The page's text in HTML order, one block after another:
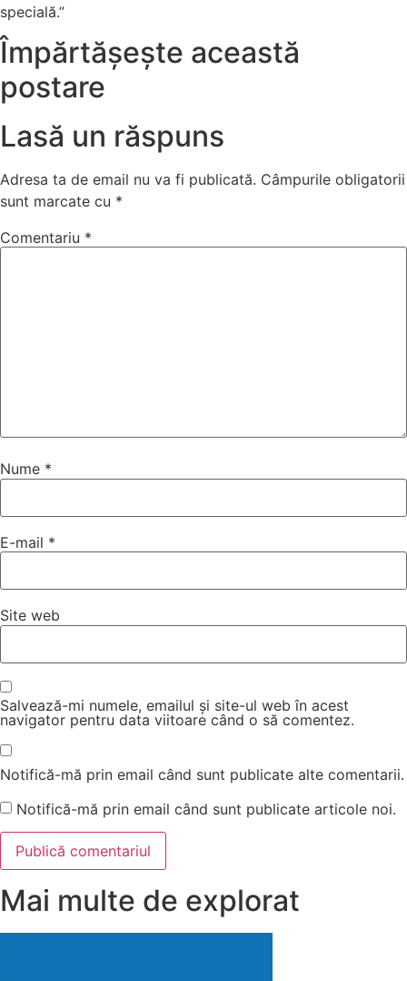
specială.”
Împărtășește această
postare
Lasă un răspuns
Adresa ta de email nu va fi publicată. Câmpurile obligatorii
sunt marcate cu *
Comentariu *
Nume *
E-mail *
Site web
Salvează-mi numele, emailul și site-ul web în acest
navigator pentru data viitoare când o să comentez.
Notifică-mă prin email când sunt publicate alte comentarii.
Notifică-mă prin email când sunt publicate articole noi.
Mai multe de explorat